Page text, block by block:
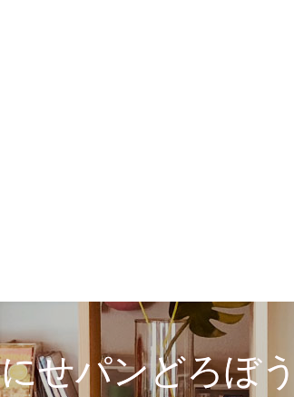
にせパンどろぼう